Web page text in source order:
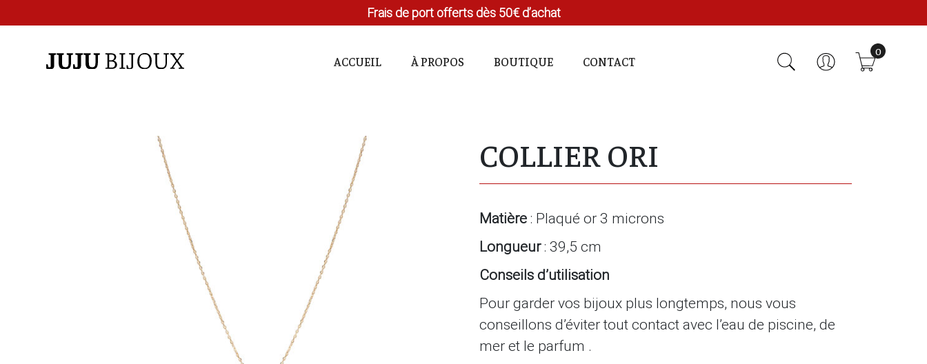
Frais de port offerts dès 50€ d’achat
ACCUEIL À PROPOS BOUTIQUE CONTACT
0
COLLIER ORI
Matière : Plaqué or 3 microns
Longueur: 39,5 cm
Conseils d’utilisation
Pour garder vos bijoux plus longtemps, nous vous
conseillons d’éviter tout contact avec l’eau de piscine, de
mer et le parfum .